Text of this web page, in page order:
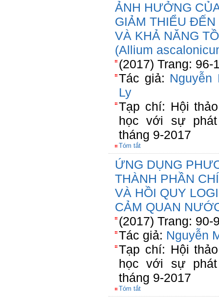
ẢNH HƯỞNG
GIẢM THIỂU
VÀ KHẢ NĂNG
(Allium
(2017) Trang: 96-
Tác giả: Nguyễn
Ly
Tạp chí: Hội
học với sự
tháng 9-2017
Tóm tắt
ỨNG DỤNG
THÀNH PHẦN
VÀ HỒI QUY
CẢM QUAN
(2017) Trang: 90-
Tác giả: Nguyễn
Tạp chí: Hội
học với sự
tháng 9-2017
Tóm tắt